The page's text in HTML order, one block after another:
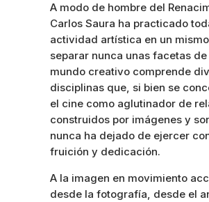
A modo de hombre del
Carlos Saura ha practicado
actividad artística en un
separar nunca unas facetas de
mundo creativo comprende
disciplinas que, si bien se
el cine como aglutinador de
construidos por imágenes y
nunca ha dejado de ejercer
fruición y dedicación.
A la imagen en movimiento
desde la fotografía, desde el